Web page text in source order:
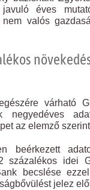
éves
valós
várható
az elemző
beérkezett
százalékos idei
becslése
jelez